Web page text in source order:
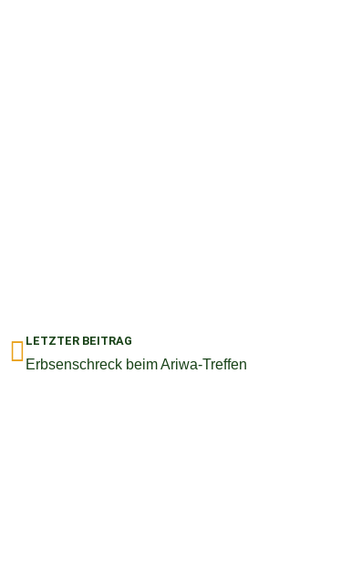
Zurück
LETZTER BEITRAG
Erbsenschreck beim Ariwa-Treffen